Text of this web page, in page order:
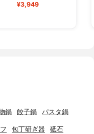
¥3,949
鍋 餃子鍋 パスタ鍋
包丁研ぎ器 砥石